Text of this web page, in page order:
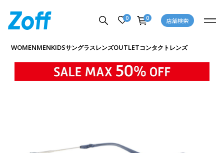
0 0 店舗検索
WOMENMENKIDSサングラスレンズOUTLETコンタクトレンズ
商品詳細ページへ